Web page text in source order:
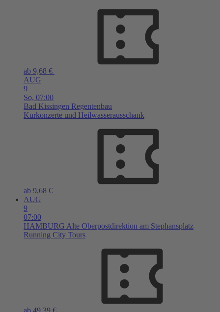
ab 9,68 €
AUG
9
So, 07:00
Bad Kissingen Regentenbau
Kurkonzerte und Heilwasserausschank
ab 9,68 €
AUG
9
07:00
HAMBURG Alte Oberpostdirektion am Stephansplatz
Running City Tours
ab 49,39 €